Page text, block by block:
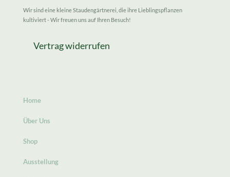
Wir sind eine kleine Staudengärtnerei, die ihre Lieblingspflanzen
kultiviert - Wir freuen uns auf Ihren Besuch!
Vertrag widerrufen
Home
Über Uns
Shop
Ausstellung